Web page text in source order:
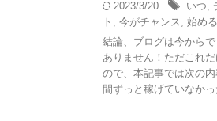
2023/3/20 いつ,
ト , 今がチャンス , 始める
結論、ブログは今から
ありません！ただこれ
ので、本記事では次の
間ずっと稼げていなか